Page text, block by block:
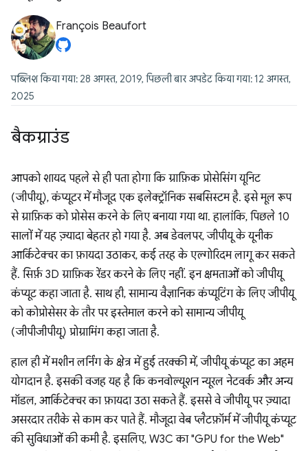
François Beaufort
पब्लिश किया गया: 28 अगस्त, 2019, पिछली बार अपडेट किया गया: 12 अगस्त,
2025
बैकग्राउंड
आपको शायद पहले से ही पता होगा कि ग्राफ़िक प्रोसेसिंग यूनिट
(जीपीयू), कंप्यूटर में मौजूद एक इलेक्ट्रॉनिक सबसिस्टम है. इसे मूल रूप
से ग्राफ़िक को प्रोसेस करने के लिए बनाया गया था. हालांकि, पिछले 10
सालों में यह ज़्यादा बेहतर हो गया है. अब डेवलपर, जीपीयू के यूनीक
आर्किटेक्चर का फ़ायदा उठाकर, कई तरह के एल्गोरिदम लागू कर सकते
हैं. सिर्फ़ 3D ग्राफ़िक रेंडर करने के लिए नहीं. इन क्षमताओं को जीपीयू
कंप्यूट कहा जाता है. साथ ही, सामान्य वैज्ञानिक कंप्यूटिंग के लिए जीपीयू
को कोप्रोसेसर के तौर पर इस्तेमाल करने को सामान्य जीपीयू
(जीपीजीपीयू) प्रोग्रामिंग कहा जाता है.
हाल ही में मशीन लर्निंग के क्षेत्र में हुई तरक्की में, जीपीयू कंप्यूट का अहम
योगदान है. इसकी वजह यह है कि कनवोल्यूशन न्यूरल नेटवर्क और अन्य
मॉडल, आर्किटेक्चर का फ़ायदा उठा सकते हैं. इससे वे जीपीयू पर ज़्यादा
असरदार तरीके से काम कर पाते हैं. मौजूदा वेब प्लैटफ़ॉर्म में जीपीयू कंप्यूट
की सुविधाओं की कमी है. इसलिए, W3C का "GPU for the Web"